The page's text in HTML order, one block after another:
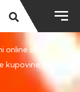
shop.
na